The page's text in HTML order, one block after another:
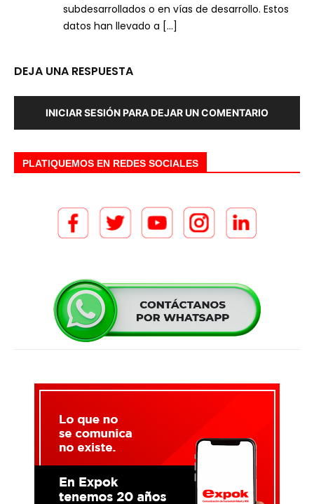
subdesarrollados o en vías de desarrollo. Estos
datos han llevado a […]
DEJA UNA RESPUESTA
INICIAR SESIÓN PARA DEJAR UN COMENTARIO
PLATIQUEMOS EN REDES SOCIALES